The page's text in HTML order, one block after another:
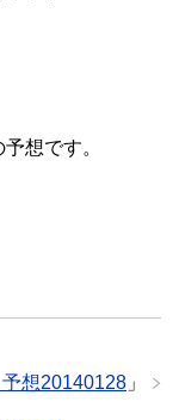
想です。
想20140128 」